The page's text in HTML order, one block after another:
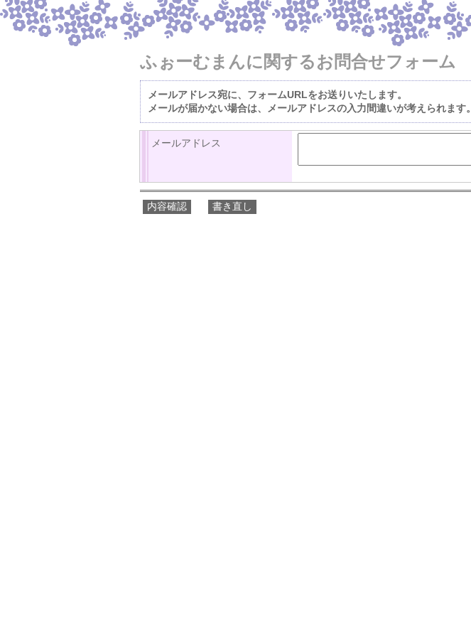
ふぉーむまんに関するお問合せフォーム
メールアドレス宛に、フォームURLをお送りいたします。
メールが届かない場合は、メールアドレスの入力間違いが考えられます。
メールアドレス